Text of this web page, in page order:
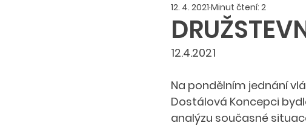
Pro média Právní
12. 4. 2021 Minut čtení: 2
12.4.2021
Na pondělním jednání
Dostálová Koncepci
analýzu současné